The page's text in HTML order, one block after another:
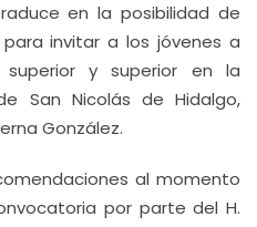
en la posibilidad de
para invitar a los jóvenes a
superior y superior en la
San Nicolás de Hidalgo,
González.
al momento
por parte del H.